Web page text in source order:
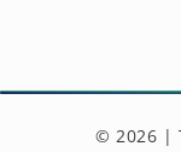
© 2026 |